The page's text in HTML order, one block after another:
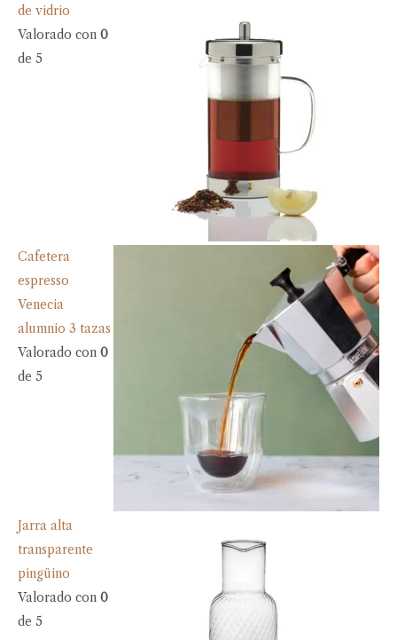
de vidrio
Valorado con 0
de 5
Cafetera
espresso
Venecia
alumnio 3 tazas
Valorado con 0
de 5
Jarra alta
transparente
pingüino
Valorado con 0
de 5